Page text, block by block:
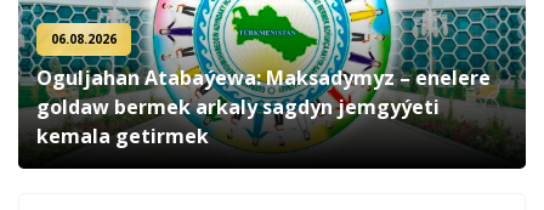
06.08.2026
Oguljahan Atabaýewa: Maksadymyz – enelere
goldaw bermek arkaly sagdyn jemgyýeti
kemala getirmek